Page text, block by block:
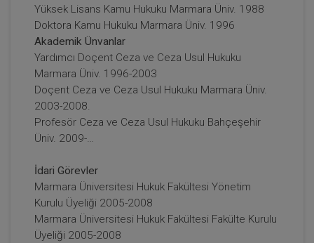
Yüksek Lisans Kamu Hukuku Marmara Üniv. 1988
Doktora Kamu Hukuku Marmara Üniv. 1996
Akademik Ünvanlar
Yardımcı Doçent Ceza ve Ceza Usul Hukuku
Marmara Üniv. 1996-2003
Doçent Ceza ve Ceza Usul Hukuku Marmara Üniv.
2003-2008.
Profesör Ceza ve Ceza Usul Hukuku Bahçeşehir
Üniv. 2009-…
İdari Görevler
Marmara Üniversitesi Hukuk Fakültesi Yönetim
Kurulu Üyeliği 2005-2008
Marmara Üniversitesi Hukuk Fakültesi Fakülte Kurulu
Üyeliği 2005-2008